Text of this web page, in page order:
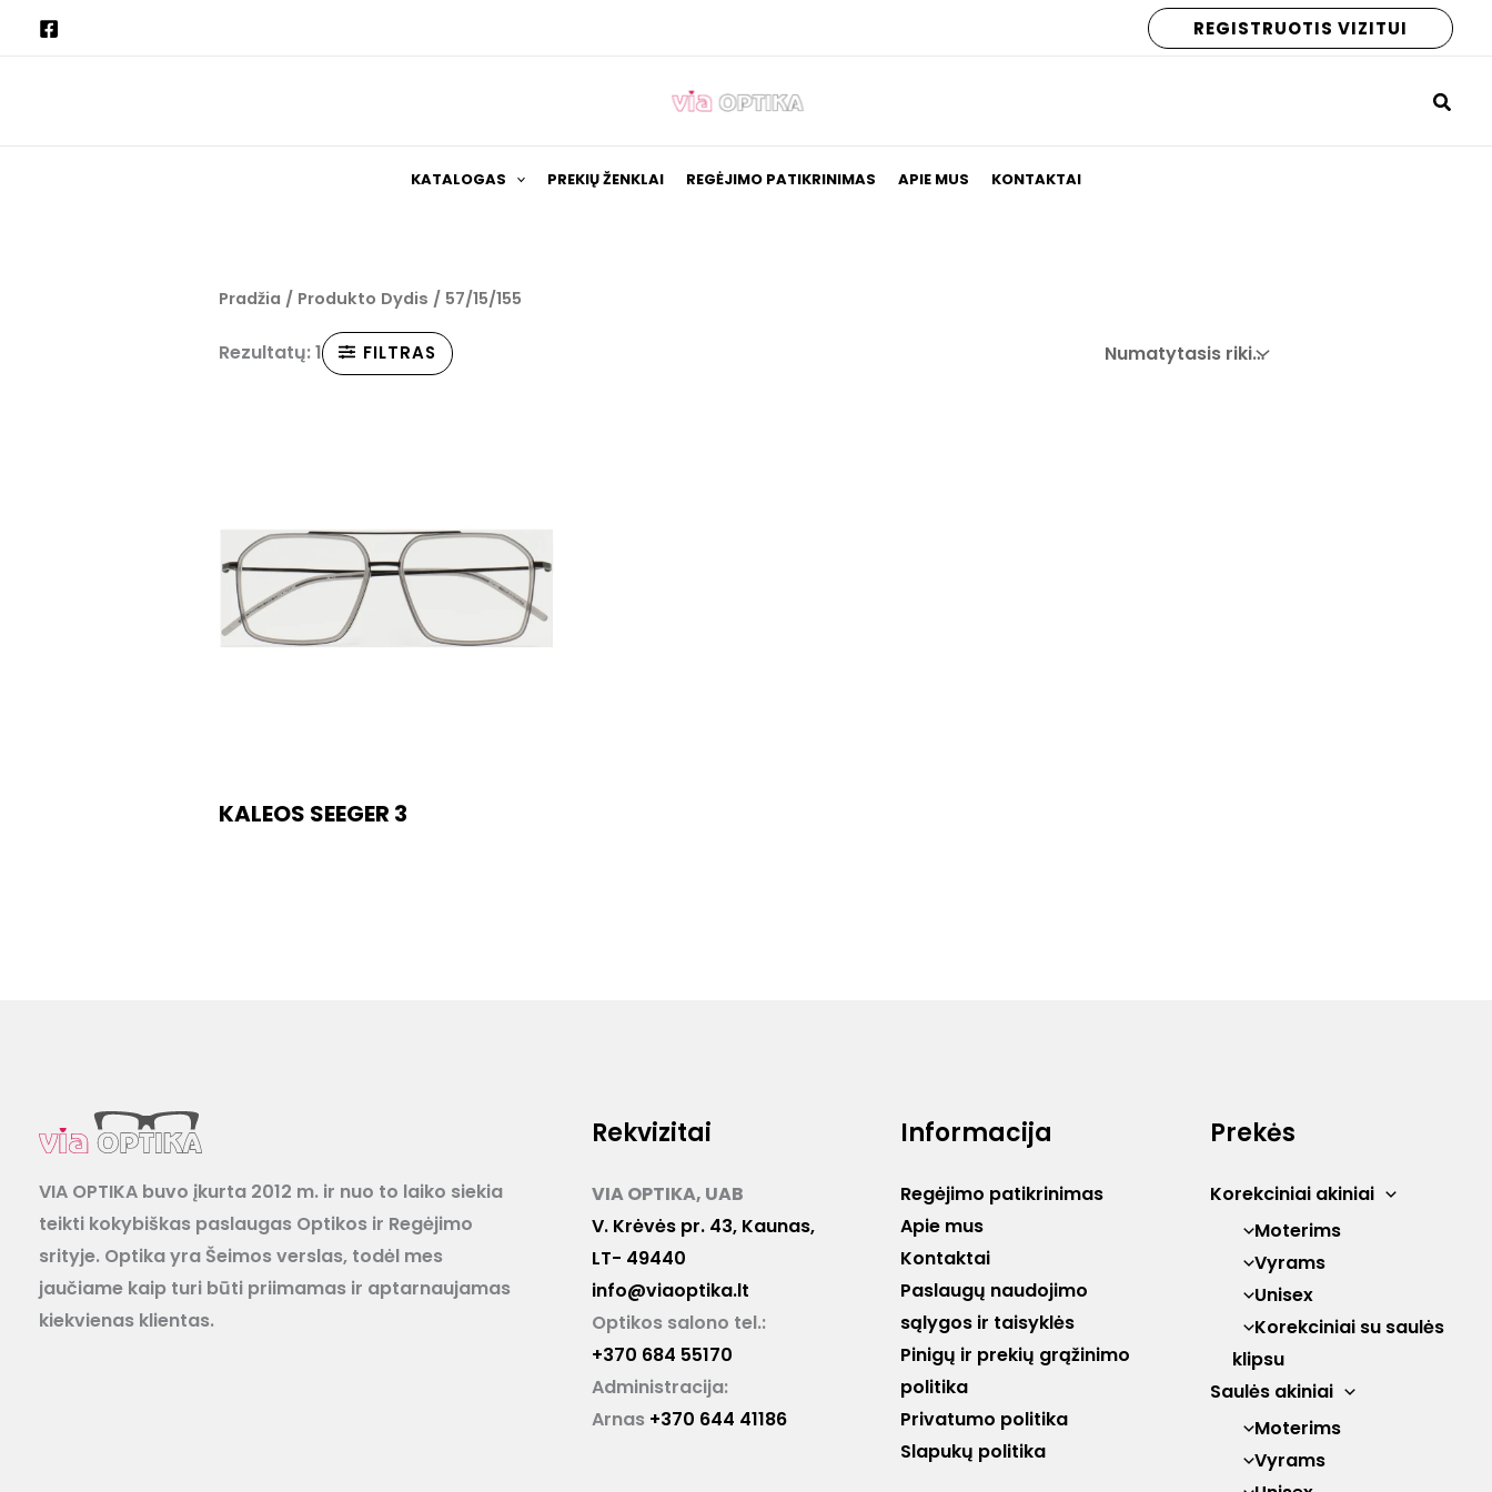
Pereiti
REGISTRUOTIS VIZITUI
KATALOGAS PREKIŲ ŽENKLAI REGĖJIMO PATIKRINIMAS APIE MUS KONTAKTAI
Pradžia / Produkto Dydis / 57/15/155
Rezultatų: 1 FILTRAS
KALEOS SEEGER 3
VIA OPTIKA buvo įkurta 2012 m. ir nuo to laiko siekia
teikti kokybiškas paslaugas Optikos ir Regėjimo
srityje. Optika yra Šeimos verslas, todėl mes
jaučiame kaip turi būti priimamas ir aptarnaujamas
kiekvienas klientas.
Rekvizitai
VIA OPTIKA, UAB
V. Krėvės pr. 43, Kaunas,
LT- 49440
info@viaoptika.lt
Optikos salono tel.:
+370 684 55170
Administracija:
Arnas +370 644 41186
Informacija
Regėjimo patikrinimas
Apie mus
Kontaktai
Paslaugų naudojimo
sąlygos ir taisyklės
Pinigų ir prekių grąžinimo
politika
Privatumo politika
Slapukų politika
Prekės
Korekciniai akiniai
Moterims
Vyrams
Unisex
Korekciniai su saulės
klipsu
Saulės akiniai
Moterims
Vyrams